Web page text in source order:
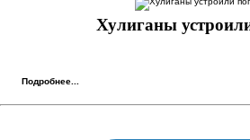
Хулиганы
Подробнее...